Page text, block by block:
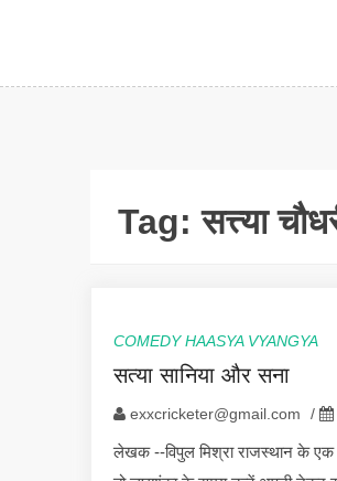
Tag:सत्त्या
COMEDY HAASYA VYANGYA
सत्या सानिया और सना
exxcricketer@gmail.com /
लेखक --विपुल मिश्रा राजस्थान के एक